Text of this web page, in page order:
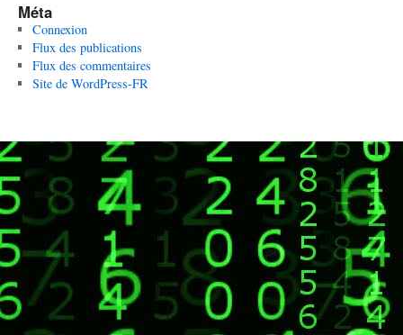
Méta
Connexion
Flux des publications
Flux des commentaires
Site de WordPress-FR